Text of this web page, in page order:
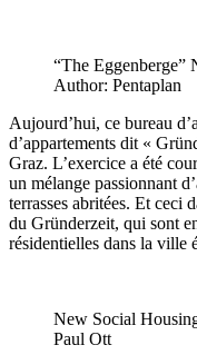
“The
Author: Pentaplan
Aujourd’hui, ce bureau
d’appartements dit «
Graz. L’exercice a été
un mélange passionnant
terrasses abritées. Et ceci
du Gründerzeit, qui sont
résidentielles dans la ville
New Social
Paul Ott